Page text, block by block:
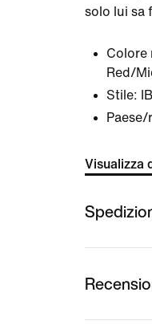
solo lui sa
Colore
Red/
Stile:
Visualizza